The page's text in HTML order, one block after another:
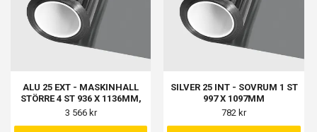
ALU 25 EXT - MASKINHALL
STÖRRE 4 ST 936 X 1136MM,
MASKINHALL MINDRE 3 ST
3 566 kr
SILVER 25 INT - SOVRUM 1 ST
997 X 1097MM
782 kr